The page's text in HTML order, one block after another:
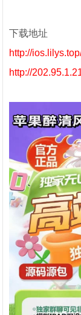
下载地址
http://
http://